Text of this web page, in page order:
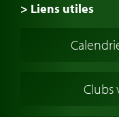
> Liens utiles
Voiture Collection
Voitures Anglaises
Clubs